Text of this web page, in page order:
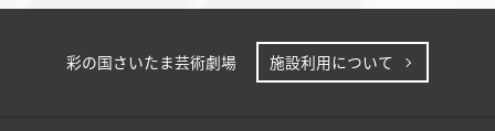
彩の国さいたま芸術劇場 施設利用について